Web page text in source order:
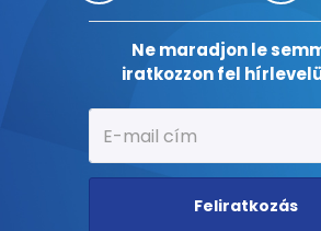
Ne maradjon le
iratkozzon fel
Feliratkozás